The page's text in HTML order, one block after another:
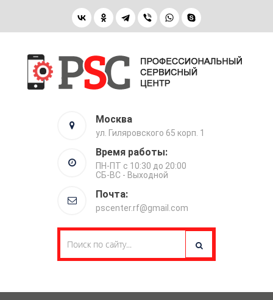
Москва
ул. Гиляровского 65 корп. 1
Время работы:
ПН-ПТ с 10:30 до 20:00
СБ-ВС - Выходной
Почта:
pscenter.rf@gmail.com